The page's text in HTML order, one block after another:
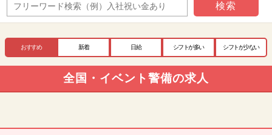
検索
おすすめ 新着 日給 シフトが多い シフトが少ない
全国・イベント警備の求人